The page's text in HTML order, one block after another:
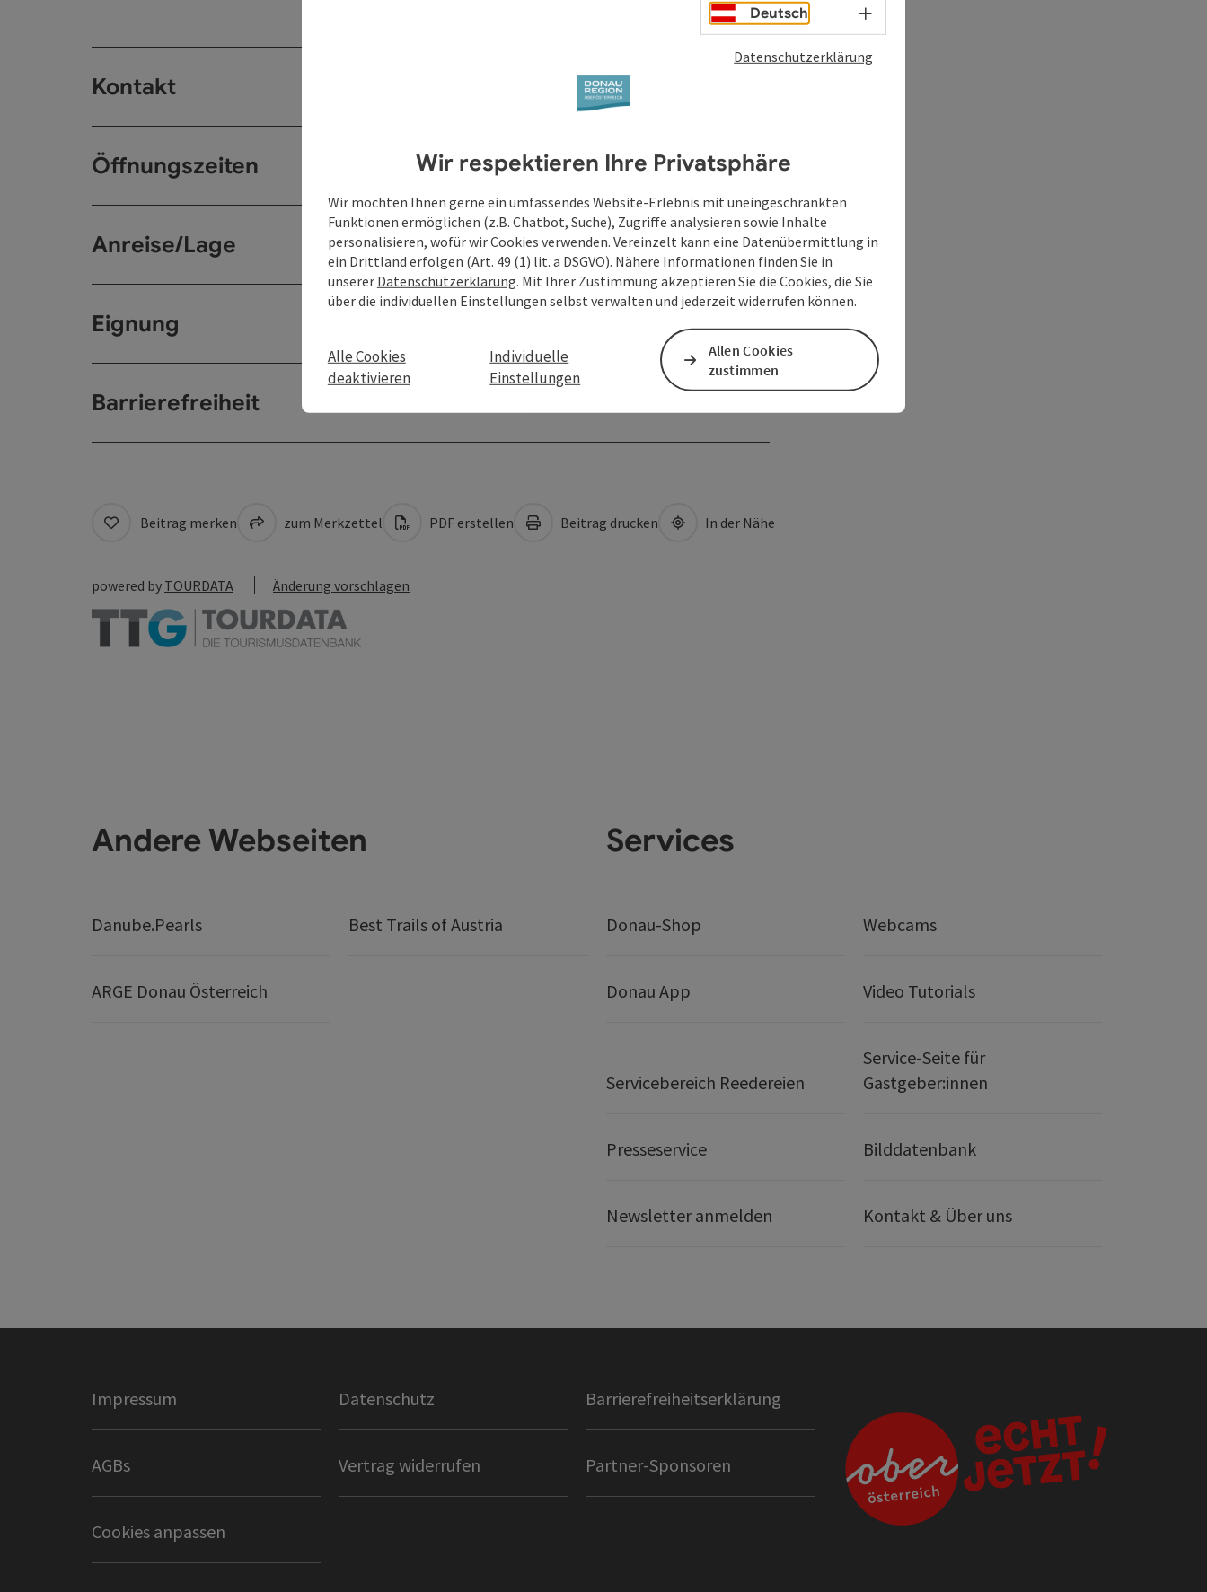
Kontakt
Öffnungszeiten
Anreise/Lage
Eignung
Barrierefreiheit
Beitrag merken zum Merkzettel PDF erstellen Beitrag drucken In der Nähe
powered by TOURDATA Änderung vorschlagen
Andere Webseiten
Danube.Pearls Best Trails of Austria
ARGE Donau Österreich
Services
Donau-Shop Webcams
Donau App Video Tutorials
Servicebereich Reedereien
Service-Seite für
Gastgeber:innen
Presseservice Bilddatenbank
Newsletter anmelden Kontakt & Über uns
Impressum Datenschutz Barrierefreiheitserklärung
AGBs Vertrag widerrufen Partner-Sponsoren
Cookies anpassen
Deutsch Sprachwahl - Menü öffnen
Datenschutzerklärung
Wir respektieren Ihre Privatsphäre
Wir möchten Ihnen gerne ein umfassendes Website-Erlebnis mit uneingeschränkten
Funktionen ermöglichen (z.B. Chatbot, Suche), Zugriffe analysieren sowie Inhalte
personalisieren, wofür wir Cookies verwenden. Vereinzelt kann eine Datenübermittlung in
ein Drittland erfolgen (Art. 49 (1) lit. a DSGVO). Nähere Informationen finden Sie in
unserer Datenschutzerklärung. Mit Ihrer Zustimmung akzeptieren Sie die Cookies, die Sie
über die individuellen Einstellungen selbst verwalten und jederzeit widerrufen können.
Alle Cookies
deaktivieren
Individuelle
Einstellungen
Allen Cookies
zustimmen